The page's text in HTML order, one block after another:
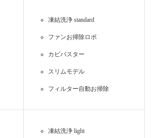
凍結洗浄 standard
ファンお掃除ロボ
カビバスター
スリムモデル
フィルター自動お掃除
凍結洗浄 light